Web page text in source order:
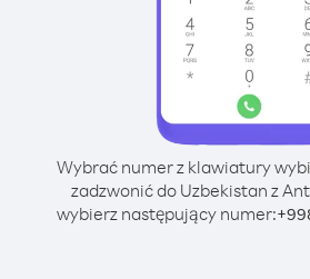
Wybrać numer z klawiatury
zadzwonić do Uzbekistan z
wybierz następujący numer:+